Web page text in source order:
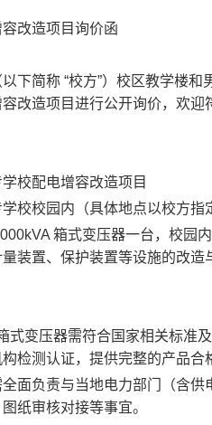
改造项目询价函
下简称 “校方”）校区教学楼
改造项目进行公开询价，欢迎
校配电增容改造项目
校校园内（具体地点以校方指
箱式变压器一台，校园
装置、保护装置等设施的改
式变压器需符合国家相关标准
检测认证，提供完整的产品合
面负责与当地电力部门（含
纸审核对接等事宜。